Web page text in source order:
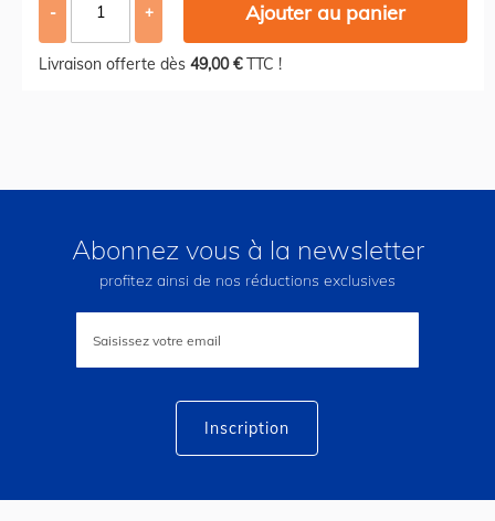
- + Ajouter au panier
Livraison offerte dès 49,00 €TTC !
Abonnez vous à la newsletter
profitez ainsi de nos réductions exclusives
lettre
Inscription